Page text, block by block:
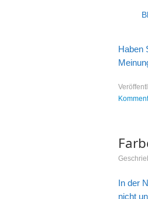
Haben
In der
nicht